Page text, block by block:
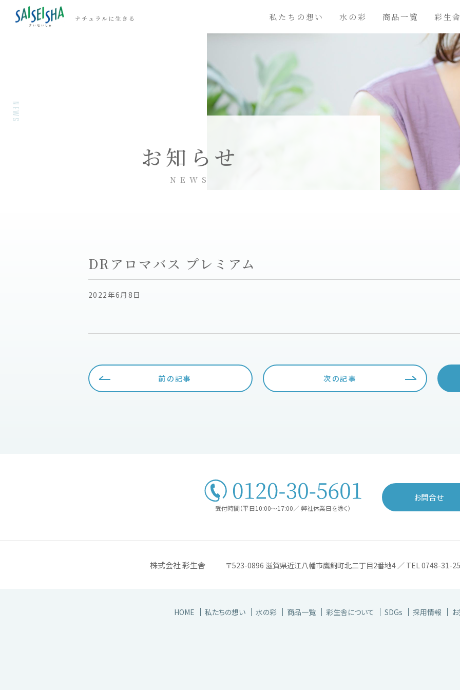
私たちの想い 水の彩 商品一覧 彩生
お知らせ
NEWS
NEWS
DRアロマバス プレミアム
2022年6月8日
前の記事 次の記事
受付時間（平日10:00〜17:00／ 弊社休業日を除く）
お問合せ
株式会社 彩生舎 〒523-0896 滋賀県近江八幡市鷹飼町北二丁目2番地4 ／ TEL 0748-31-
HOME 私たちの想い 水の彩 商品一覧 彩生舎について SDGs 採用情報